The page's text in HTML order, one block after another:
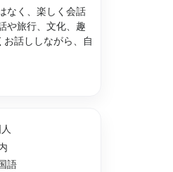
なく、楽しく会話
や旅行、文化、趣
話ししながら、自
人
語